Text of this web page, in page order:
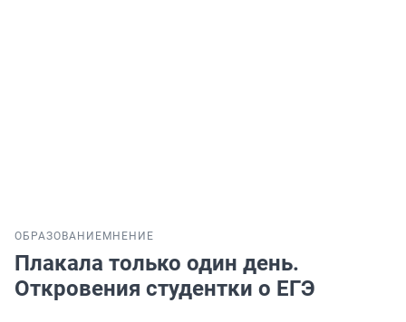
ОБРАЗОВАНИЕ МНЕНИЕ
Плакала только один день.
Откровения студентки о ЕГЭ